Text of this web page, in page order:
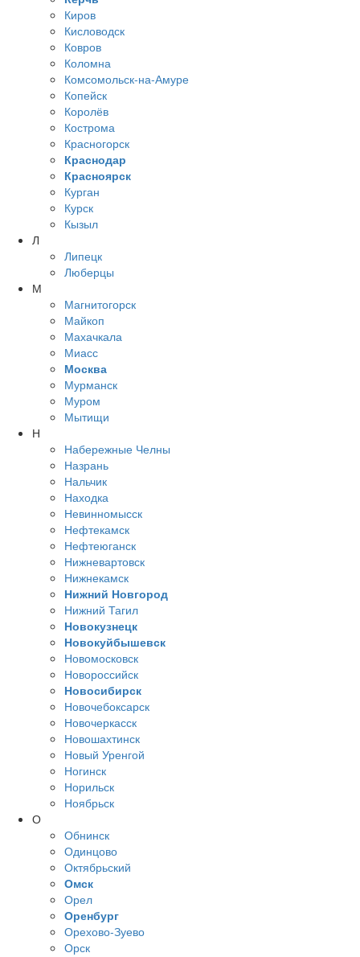
Киров
Кисловодск
Ковров
Коломна
Комсомольск-на-Амуре
Копейск
Королёв
Кострома
Красногорск
Краснодар
Красноярск
Курган
Курск
Кызыл
Л
Липецк
Люберцы
М
Магнитогорск
Майкоп
Махачкала
Миасс
Москва
Мурманск
Муром
Мытищи
Н
Набережные Челны
Назрань
Нальчик
Находка
Невинномысск
Нефтекамск
Нефтеюганск
Нижневартовск
Нижнекамск
Нижний Новгород
Нижний Тагил
Новокузнецк
Новокуйбышевск
Новомосковск
Новороссийск
Новосибирск
Новочебоксарск
Новочеркасск
Новошахтинск
Новый Уренгой
Ногинск
Норильск
Ноябрьск
О
Обнинск
Одинцово
Октябрьский
Омск
Орел
Оренбург
Орехово-Зуево
Орск